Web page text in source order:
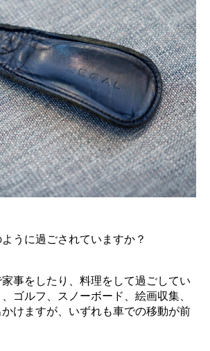
うに過ごされていますか？
事をしたり、料理をして過ごしてい
ゴルフ、スノーボード、絵画収集、
けますが、いずれも車での移動が前